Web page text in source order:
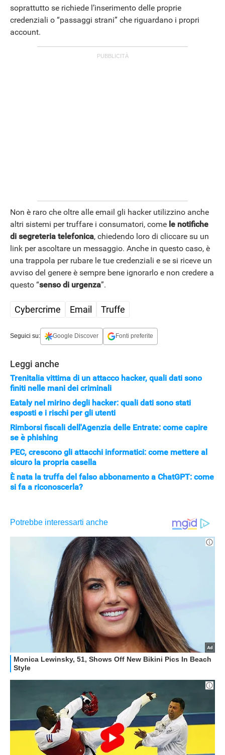
soprattutto se richiede l’inserimento delle proprie
credenziali o “passaggi strani” che riguardano i propri
account.
Non è raro che oltre alle email gli hacker utilizzino anche
altri sistemi per truffare i consumatori, come le notifiche
di segreteria telefonica, chiedendo loro di cliccare su un
link per ascoltare un messaggio. Anche in questo caso, è
una trappola per rubare le tue credenziali e se si riceve un
avviso del genere è sempre bene ignorarlo e non credere a
questo “senso di urgenza”.
Cybercrime Email Truffe
Seguici su: Google Discover Fonti preferite
Leggi anche
Trenitalia vittima di un attacco hacker, quali dati sono
finiti nelle mani dei criminali
Eataly nel mirino degli hacker: quali dati sono stati
esposti e i rischi per gli utenti
Rimborsi fiscali dell'Agenzia delle Entrate: come capire
se è phishing
PEC, crescono gli attacchi informatici: come mettere al
sicuro la propria casella
È nata la truffa del falso abbonamento a ChatGPT: come
si fa a riconoscerla?